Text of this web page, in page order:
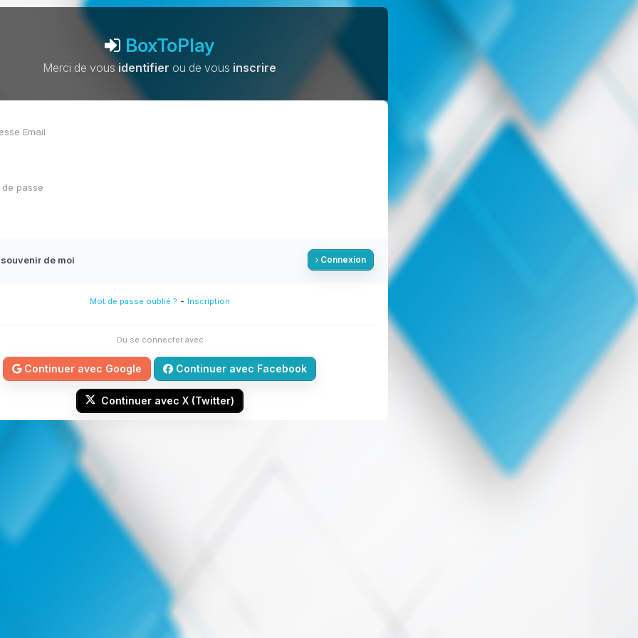
BoxToPlay
Merci de vousidentifier ou de vous inscrire
de moi Connexion
Mot de passe oublié ? - Inscription
Ou se connecter avec
Continuer avec Google Continuer avec Facebook
Continuer avec X (Twitter)